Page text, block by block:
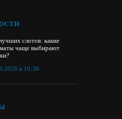
слотов: какие
чаще выбирают
в 16:36